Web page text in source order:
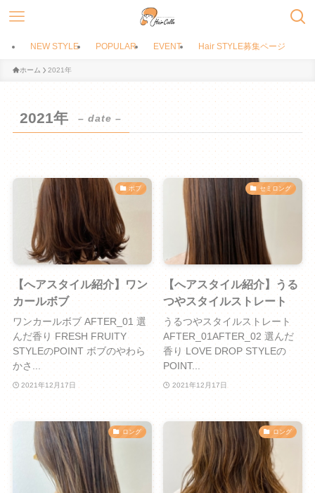
NEW STYLE POPULAR EVENT Hair STYLE募集ページ
ホーム 2021年
2021年 – date –
ボブ
【へアスタイル紹介】ワン
カールボブ
ワンカールボブ AFTER_01 選
んだ香り FRESH FRUITY
STYLEのPOINT ボブのやわら
かさ...
2021年12月17日
セミロング
【へアスタイル紹介】うる
つやスタイルストレート
うるつやスタイルストレート
AFTER_01AFTER_02 選んだ
香り LOVE DROP STYLEの
POINT...
2021年12月17日
ロング ロング